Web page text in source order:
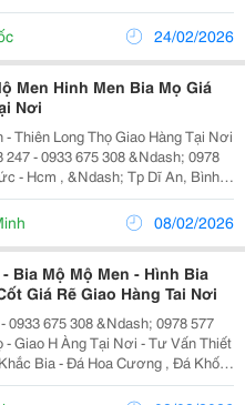
24/02/2026
Men Hinh Men Bia Mọ Giá
Nơi
Thọ Giao Hàng Tại Nơi
247 - 0933 675 308 &Ndash; 0978
Hòa Đồng Nai &Ndash; Long
08/02/2026
Bia Mộ Mộ Men - Hình Bia
Giá Rẽ Giao Hàng Tai Nơi
0933 675 308 &Ndash; 0978 577
, Đá Khối